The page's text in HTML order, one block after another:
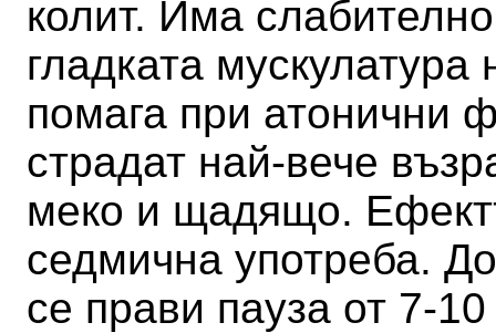
колит. Има
гладката
помага при атонични
страдат най-вече
меко и щадящо.
седмична употреба.
се прави пауза от 7-